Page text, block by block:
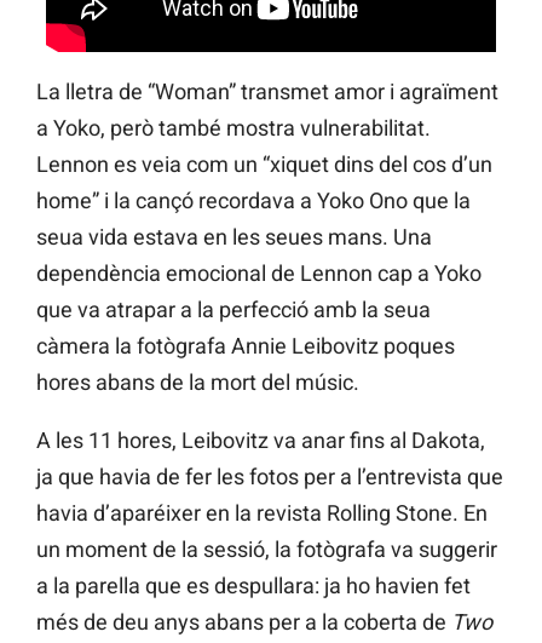
La lletra de “Woman” transmet amor i agraïment
a Yoko, però també mostra vulnerabilitat.
Lennon es veia com un “xiquet dins del cos d’un
home” i la cançó recordava a Yoko Ono que la
seua vida estava en les seues mans. Una
dependència emocional de Lennon cap a Yoko
que va atrapar a la perfecció amb la seua
càmera la fotògrafa Annie Leibovitz poques
hores abans de la mort del músic.
A les 11 hores, Leibovitz va anar fins al Dakota,
ja que havia de fer les fotos per a l’entrevista que
havia d’aparéixer en la revista Rolling Stone. En
un moment de la sessió, la fotògrafa va suggerir
a la parella que es despullara: ja ho havien fet
més de deu anys abans per a la coberta de Two